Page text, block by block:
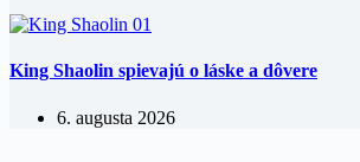
King Shaolin spievajú o láske a dôvere
6. augusta 2026